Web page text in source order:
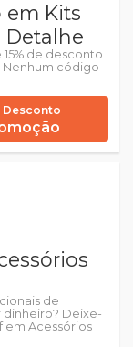
em Kits
Detalhe
de desconto
Nenhum código
Desconto
de
dinheiro? Deixe-
em Acessórios